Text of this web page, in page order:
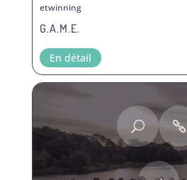
etwinning
G.A.M.E.
En détail